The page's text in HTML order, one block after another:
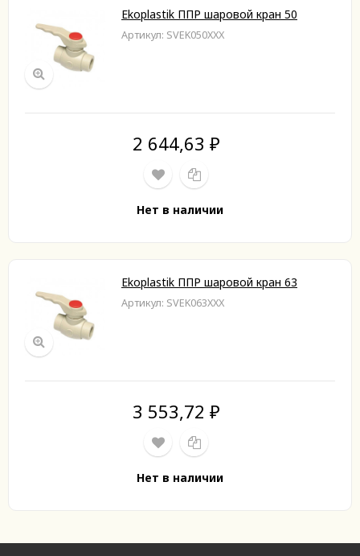
Ekoplastik ППР шаровой кран 50
Артикул: SVEK050XXX
2 644,63 ₽
Нет в наличии
Ekoplastik ППР шаровой кран 63
Артикул: SVEK063XXX
3 553,72 ₽
Нет в наличии